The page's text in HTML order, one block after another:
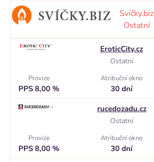
Svíčky.biz
Ostatní
EroticCity.cz
Ostatní
Provize
PPS 8,00 %
Atribuční okno
30 dní
rucedozadu.cz
Ostatní
Provize
PPS 8,00 %
Atribuční okno
30 dní